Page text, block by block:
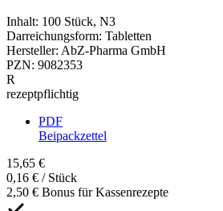
Inhalt: 100 Stück, N3
Darreichungsform: Tabletten
Hersteller: AbZ-Pharma GmbH
PZN: 9082353
R
rezeptpflichtig
PDF
Beipackzettel
15,65 €
0,16 € / Stück
2,50 € Bonus für Kassenrezepte